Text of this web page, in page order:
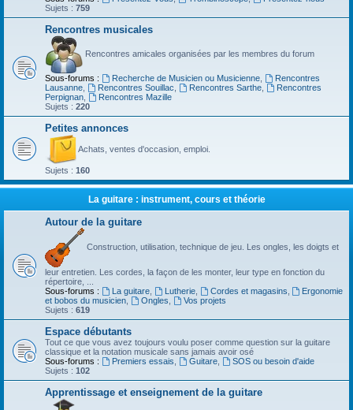
Sujets : 759
Rencontres musicales
Rencontres amicales organisées par les membres du forum
Sous-forums : Recherche de Musicien ou Musicienne,
Rencontres
Lausanne
Rencontres Souillac Rencontres Sarthe,
Rencontres
Perpignan
Rencontres Mazille
Sujets : 220
Petites annonces
Achats, ventes d'occasion, emploi.
Sujets : 160
La guitare : instrument, cours et théorie
Autour de la guitare
Construction, utilisation, technique de jeu. Les ongles, les doigts et
leur entretien. Les cordes, la façon de les monter, leur type en fonction du
répertoire, ...
Sous-forums :
La guitare, Lutherie, Cordes et magasins
Ergonomie
et bobos du musicien
Ongles
Vos projets
Sujets : 619
Espace débutants
Tout ce que vous avez toujours voulu poser comme question sur la guitare
classique et la notation musicale sans jamais avoir osé
Sous-forums :
Premiers essais Guitare,
SOS ou besoin d'aide
Sujets : 102
Apprentissage et enseignement de la guitare